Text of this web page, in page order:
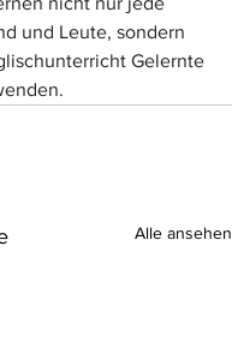
und Leute, sondern
Gelernte
Alle ansehen